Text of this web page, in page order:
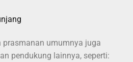
prasmanan umumnya juga
pendukung lainnya, seperti: